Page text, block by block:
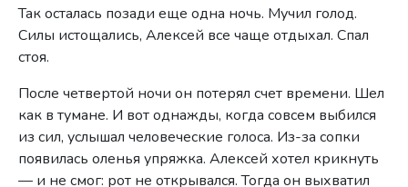
Так осталась позади еще одна ночь. Мучил голод.
Силы истощались, Алексей все чаще отдыхал. Спал
стоя.
После четвертой ночи он потерял счет времени. Шел
как в тумане. И вот однажды, когда совсем выбился
из сил, услышал человеческие голоса. Из-за сопки
появилась оленья упряжка. Алексей хотел крикнуть
— и не смог: рот не открывался. Тогда он выхватил